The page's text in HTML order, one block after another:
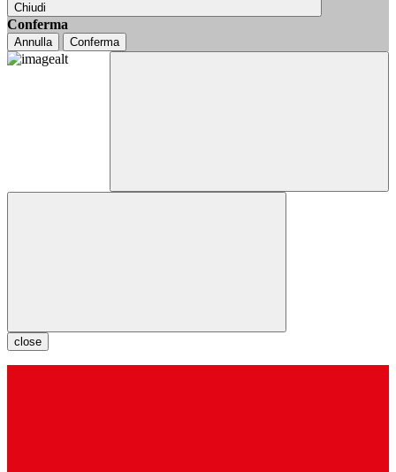
Chiudi
Conferma
Annulla Conferma
close